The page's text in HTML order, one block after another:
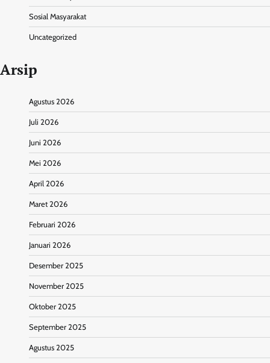
Sosial Masyarakat
Uncategorized
Arsip
Agustus 2026
Juli 2026
Juni 2026
Mei 2026
April 2026
Maret 2026
Februari 2026
Januari 2026
Desember 2025
November 2025
Oktober 2025
September 2025
Agustus 2025